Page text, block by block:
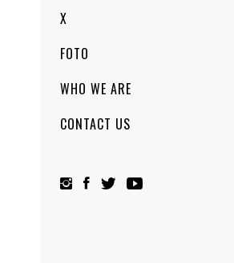
X
FOTO
WHO WE ARE
CONTACT US